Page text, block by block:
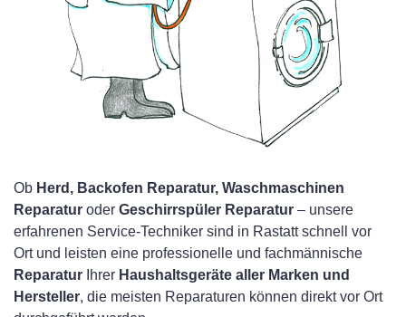
Ob Herd, Backofen Reparatur, Waschmaschinen
Reparatur oder Geschirrspüler Reparatur – unsere
erfahrenen Service-Techniker sind in Rastatt schnell vor
Ort und leisten eine professionelle und fachmännische
Reparatur Ihrer Haushaltsgeräte aller Marken und
Hersteller, die meisten Reparaturen können direkt vor Ort